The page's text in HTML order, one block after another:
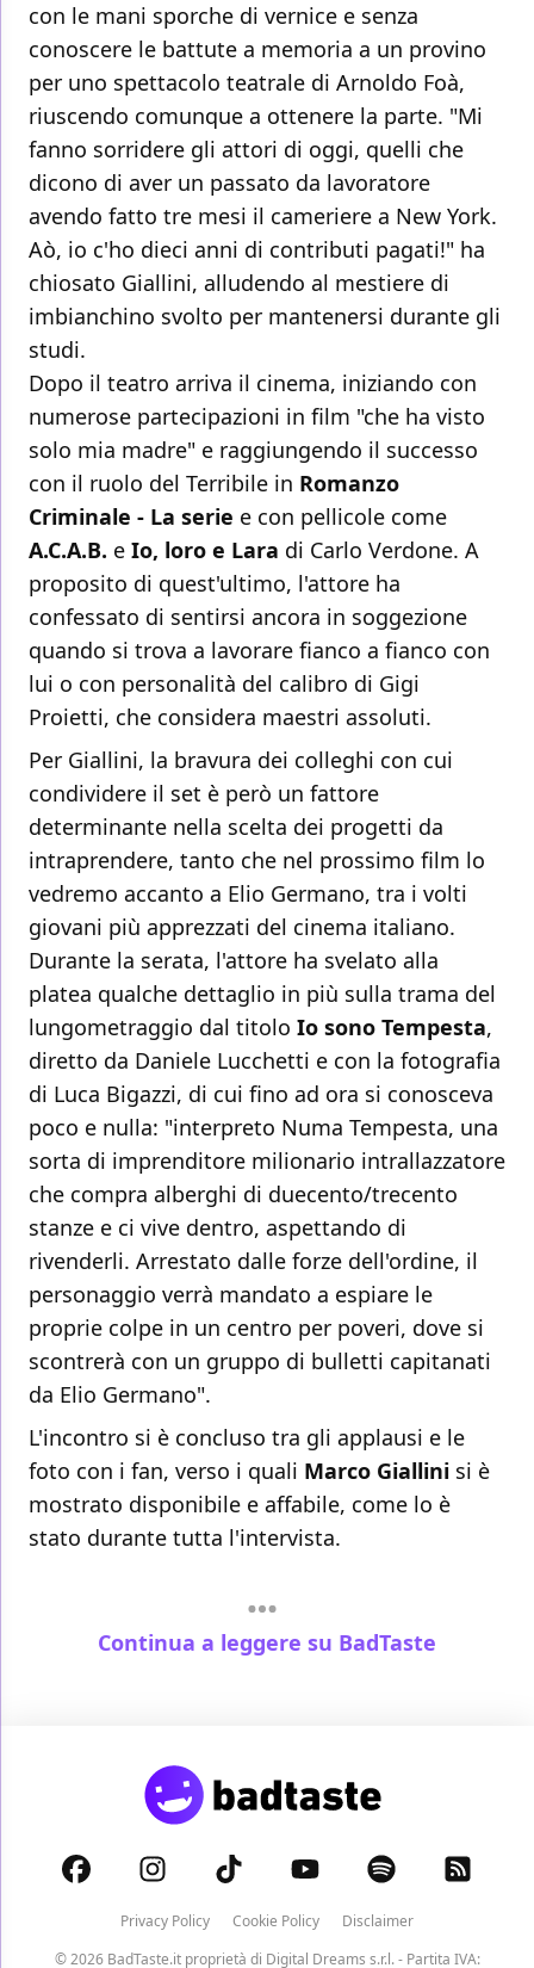
con le mani sporche di vernice e senza
conoscere le battute a memoria a un provino
per uno spettacolo teatrale di Arnoldo Foà,
riuscendo comunque a ottenere la parte. "Mi
fanno sorridere gli attori di oggi, quelli che
dicono di aver un passato da lavoratore
avendo fatto tre mesi il cameriere a New York.
Aò, io c'ho dieci anni di contributi pagati!" ha
chiosato Giallini, alludendo al mestiere di
imbianchino svolto per mantenersi durante gli
studi.
Dopo il teatro arriva il cinema, iniziando con
numerose partecipazioni in film "che ha visto
solo mia madre" e raggiungendo il successo
con il ruolo del Terribile in Romanzo
Criminale - La serie e con pellicole come
A.C.A.B. e Io, loro e Lara di Carlo Verdone. A
proposito di quest'ultimo, l'attore ha
confessato di sentirsi ancora in soggezione
quando si trova a lavorare fianco a fianco con
lui o con personalità del calibro di Gigi
Proietti, che considera maestri assoluti.
Per Giallini, la bravura dei colleghi con cui
condividere il set è però un fattore
determinante nella scelta dei progetti da
intraprendere, tanto che nel prossimo film lo
vedremo accanto a Elio Germano, tra i volti
giovani più apprezzati del cinema italiano.
Durante la serata, l'attore ha svelato alla
platea qualche dettaglio in più sulla trama del
lungometraggio dal titolo Io sono Tempesta,
diretto da Daniele Lucchetti e con la fotografia
di Luca Bigazzi, di cui fino ad ora si conosceva
poco e nulla: "interpreto Numa Tempesta, una
sorta di imprenditore milionario intrallazzatore
che compra alberghi di duecento/trecento
stanze e ci vive dentro, aspettando di
rivenderli. Arrestato dalle forze dell'ordine, il
personaggio verrà mandato a espiare le
proprie colpe in un centro per poveri, dove si
scontrerà con un gruppo di bulletti capitanati
da Elio Germano".
L'incontro si è concluso tra gli applausi e le
foto con i fan, verso i quali Marco Giallini si è
mostrato disponibile e affabile, come lo è
stato durante tutta l'intervista.
Continua a leggere su BadTaste
Privacy Policy Cookie Policy
Disclaimer
© 2026 BadTaste.it proprietà di Digital Dreams s.r.l.- Partita IVA: